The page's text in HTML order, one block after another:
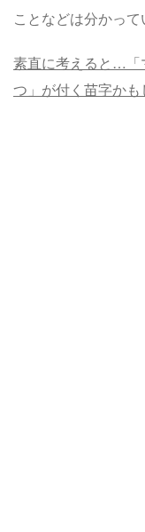
ことなどは分かって
素直に考えると…「
つ」が付く苗字かも